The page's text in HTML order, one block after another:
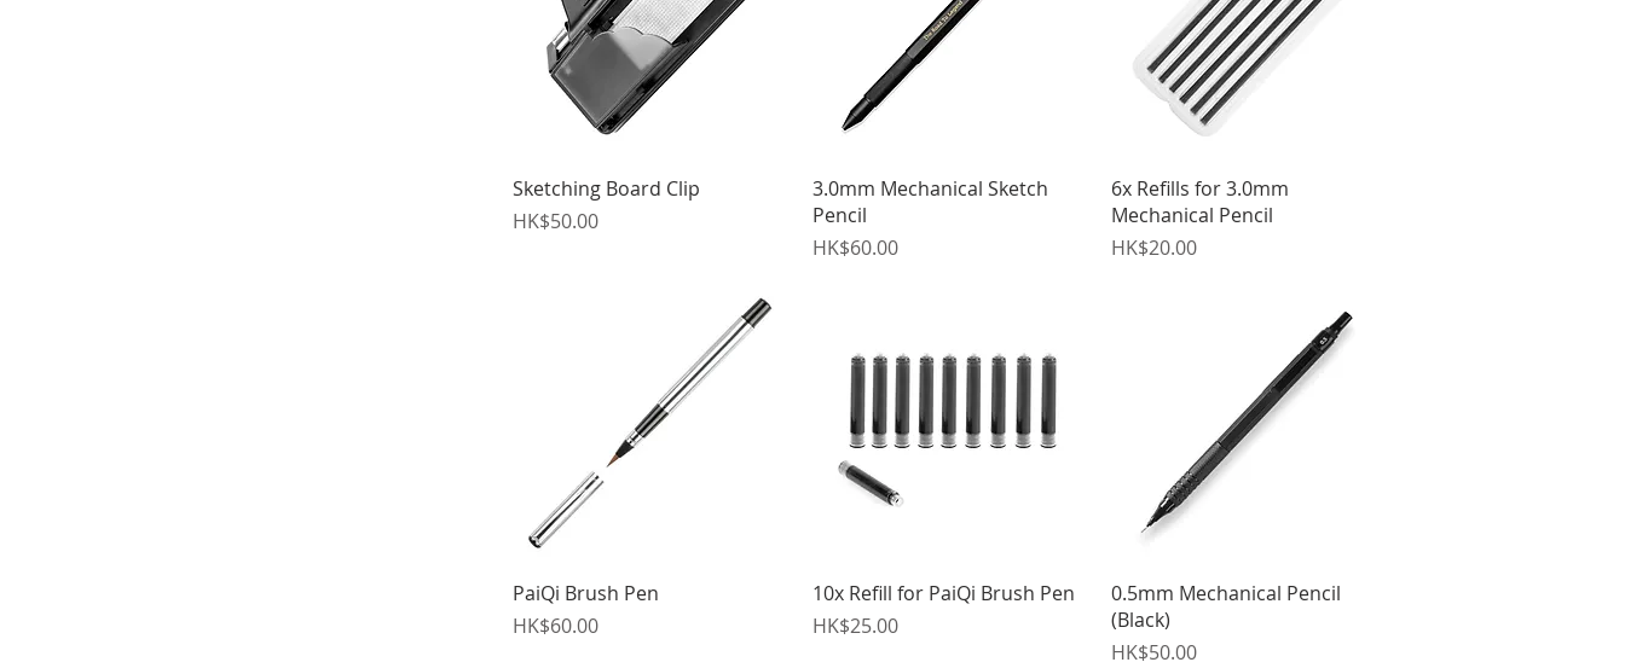
快速瀏覽
Sketching Board Clip
價格
HK$50.00
快速瀏覽
3.0mm Mechanical Sketch
Pencil
價格
HK$60.00
快速瀏覽
6x Refills for 3.0mm
Mechanical Pencil
價格
HK$20.00
快速瀏覽
PaiQi Brush Pen
價格
HK$60.00
快速瀏覽
10x Refill for PaiQi Brush Pen
價格
HK$25.00
快速瀏覽
0.5mm Mechanical Pencil
(Black)
價格
HK$50.00